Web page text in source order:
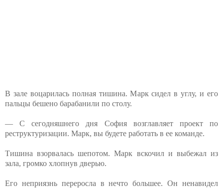
В зале воцарилась полная тишина. Марк сидел в углу, и его
пальцы бешено барабанили по столу.
— С сегодняшнего дня София возглавляет проект по
реструктуризации. Марк, вы будете работать в ее команде.
Тишина взорвалась шепотом. Марк вскочил и выбежал из
зала, громко хлопнув дверью.
Его неприязнь переросла в нечто большее. Он ненавидел